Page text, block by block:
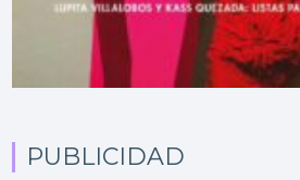
PUBLICIDAD